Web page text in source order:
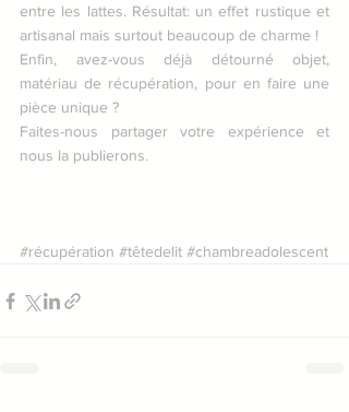
entre les lattes. Résultat: un effet rustique et
artisanal mais surtout beaucoup de charme !
Enfin, avez-vous déjà détourné objet,
matériau de récupération, pour en faire une
pièce unique ?
Faites-nous partager votre expérience et
nous la publierons.
#récupération #têtedelit #chambreadolescent